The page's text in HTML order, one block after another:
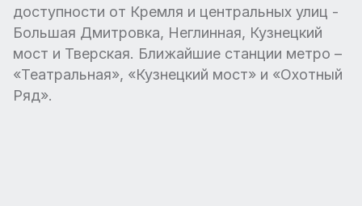
доступности от Кремля и центральных улиц -
Большая Дмитровка, Неглинная, Кузнецкий
мост и Тверская. Ближайшие станции метро –
«Театральная», «Кузнецкий мост» и «Охотный
Ряд».